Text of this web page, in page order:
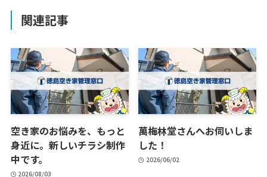
関連記事
空き家のお悩みを、もっと
身近に。新しいチラシ制作
中です。
2026/08/03
萬梅林堂さんへお伺いしま
した！
2026/06/02